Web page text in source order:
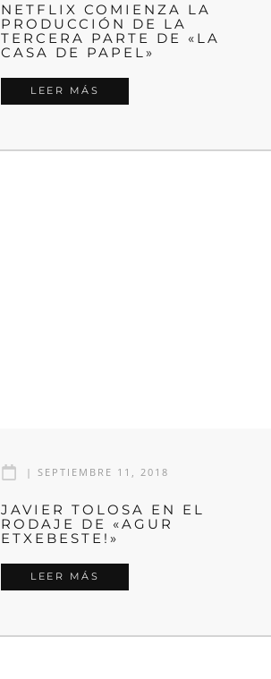
NETFLIX COMIENZA LA
PRODUCCIÓN DE LA
TERCERA PARTE DE «LA
CASA DE PAPEL»
LEER MÁS
| SEPTIEMBRE 11, 2018
JAVIER TOLOSA EN EL
RODAJE DE «AGUR
ETXEBESTE!»
LEER MÁS